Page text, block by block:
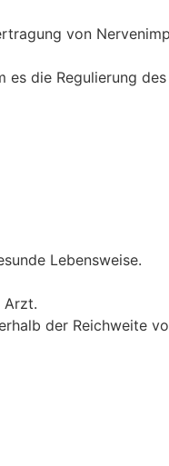
von
die Regulierung
Lebensweise.
Arzt.
der Reichweite